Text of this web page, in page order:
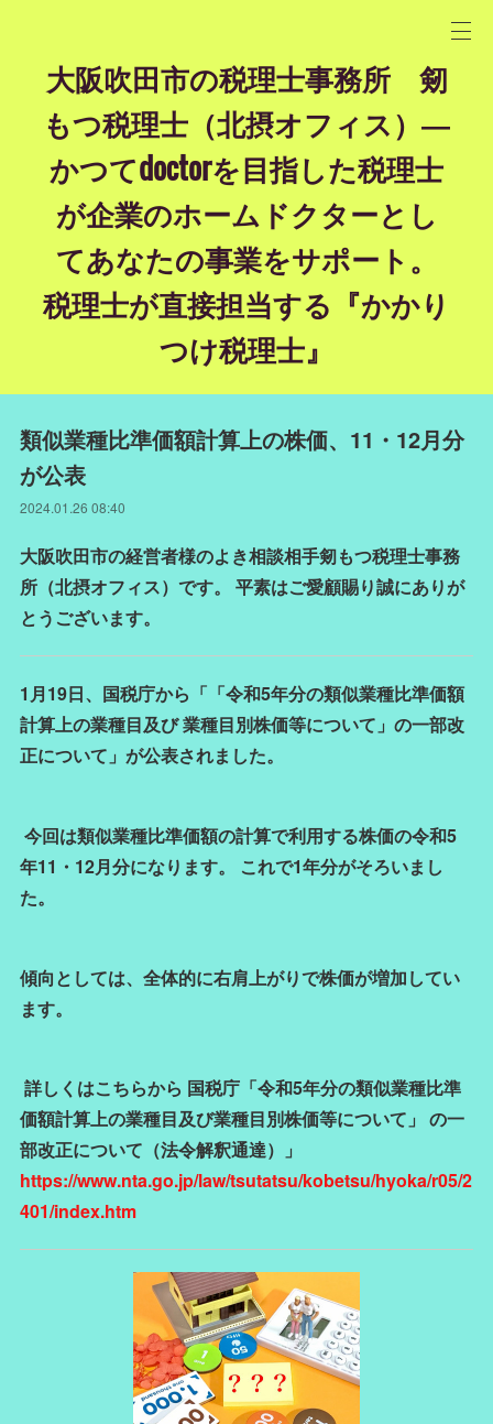
大阪吹田市の税理士事務所 剱
もつ税理士（北摂オフィス）―
かつてdoctorを目指した税理士
が企業のホームドクターとし
てあなたの事業をサポート。
税理士が直接担当する『かかり
つけ税理士』
類似業種比準価額計算上の株価、11・12月分
が公表
2024.01.26 08:40
大阪吹田市の経営者様のよき相談相手剱もつ税理士事務
所（北摂オフィス）です。 平素はご愛顧賜り誠にありが
とうございます。
1月19日、国税庁から「「令和5年分の類似業種比準価額
計算上の業種目及び 業種目別株価等について」の一部改
正について」が公表されました。
今回は類似業種比準価額の計算で利用する株価の令和5
年11・12月分になります。 これで1年分がそろいまし
た。
傾向としては、全体的に右肩上がりで株価が増加してい
ます。
詳しくはこちらから 国税庁「令和5年分の類似業種比準
価額計算上の業種目及び業種目別株価等について」 の一
部改正について（法令解釈通達）」
https://www.nta.go.jp/law/tsutatsu/kobetsu/hyoka/r05/2
401/index.htm